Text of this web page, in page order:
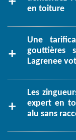
en toiture
Une
gouttières
Lagrenee
Les
expert en
alu sans